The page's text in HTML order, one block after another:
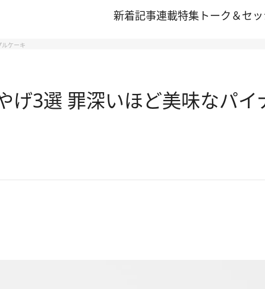
新着記事連載特集 トーク＆セ
ケーキ
げ3選 罪深いほど美味なパイ